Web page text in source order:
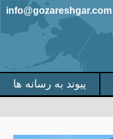
info@gozareshgar.com
پیوند به رسانه ها